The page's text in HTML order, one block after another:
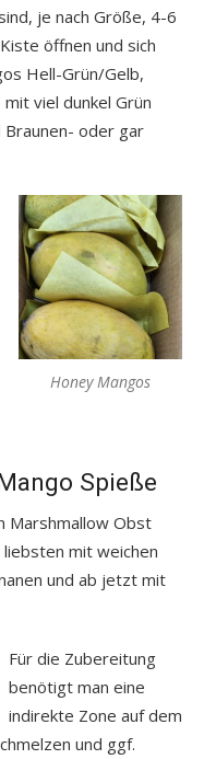
je nach Größe, 4-6
öffnen und sich
Hell-Grün/Gelb,
viel dunkel Grün
Braunen- oder gar
Honey Mangos
Spieße
Marshmallow Obst
liebsten mit weichen
und ab jetzt mit
Für die Zubereitung
benötigt man eine
indirekte Zone auf dem
und ggf.